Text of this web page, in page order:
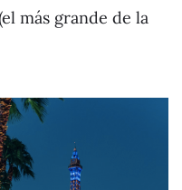
más grande de la